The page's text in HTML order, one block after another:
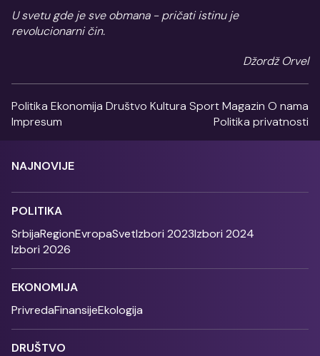
U svetu gde je sve obmana - pričati istinu je
revolucionarni čin.
Džordž Orvel
Politika Ekonomija Društvo Kultura SportMagazin O nama
Impresum
Politika privatnosti
NAJNOVIJE
POLITIKA
SrbijaRegionEvropaSvetIzbori 2023Izbori 2024
Izbori 2026
EKONOMIJA
PrivredaFinansijeEkologija
DRUŠTVO